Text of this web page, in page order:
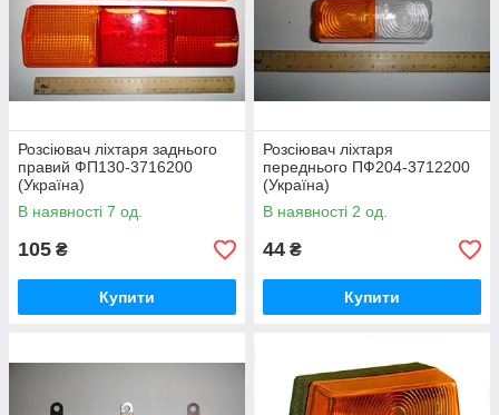
Розсіювач ліхтаря заднього
правий ФП130-3716200
(Україна)
В наявності 7 од.
105 ₴
Купити
Розсіювач ліхтаря
переднього ПФ204-3712200
(Україна)
В наявності 2 од.
44 ₴
Купити